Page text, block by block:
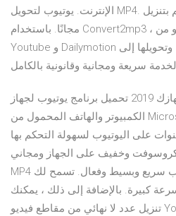
الإنترنت. يوتيوب لتحويل MP4. قم بتنزيل Youtube video إلى mp3
مجانًا. باستخدام Convert2mp3 ، يمكنك تنزيل مقاطع الفيديو من
Youtube و Dailymotion وما إلى ذلك ، وتحويلها إلى MP3 و MP4
تنزيل يوتيوب على جهازك 2019 تحميل برنامج يوتيوب لجهاز
الكمبيوتر والهاتف المحمول من Microsoft Store فهي أضافة
على اليوتيوب لسهولة التحكم بها
وخفيف على الجهاز ومجاني
MP4 يوتيوب هو محول فيديو يوتيوب سريع وبسيط وفعال. تسمح لك
كبيرة. بالإضافة إلى ذلك ، يمكنك
تنزيل عدد لا نهائي من مقاطع فيديو YouTube! محول يوتيوب. تحويل